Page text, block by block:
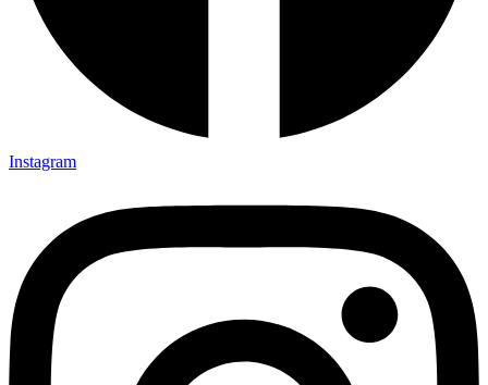
Instagram